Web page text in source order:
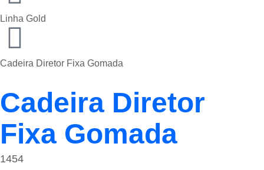
Linha Gold
Cadeira Diretor Fixa Gomada
Cadeira Diretor
Fixa Gomada
1454